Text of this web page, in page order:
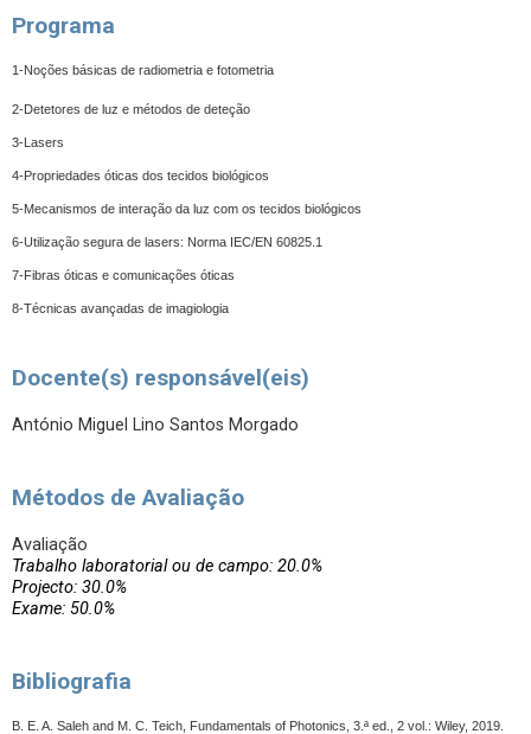
Programa
1-Noções básicas de radiometria e fotometria
2-Detetores de luz e métodos de deteção
3-Lasers
4-Propriedades óticas dos tecidos biológicos
5-Mecanismos de interação da luz com os tecidos biológicos
6-Utilização segura de lasers: Norma IEC/EN 60825.1
7-Fibras óticas e comunicações óticas
8-Técnicas avançadas de imagiologia
Docente(s) responsável(eis)
António Miguel Lino Santos Morgado
Métodos de Avaliação
Avaliação
Trabalho laboratorial ou de campo: 20.0%
Projecto: 30.0%
Exame: 50.0%
Bibliografia
B. E. A. Saleh and M. C. Teich, Fundamentals of Photonics, 3.ª ed., 2 vol.: Wiley, 2019.